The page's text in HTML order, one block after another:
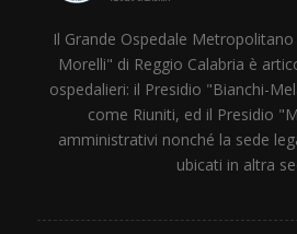
Il Grande Ospedale
Morelli" di Reggio Calabria è
ospedalieri: il Presidio "Bianchi-
come Riuniti, ed il Presidio
amministrativi nonché la sede
ubicati in altra